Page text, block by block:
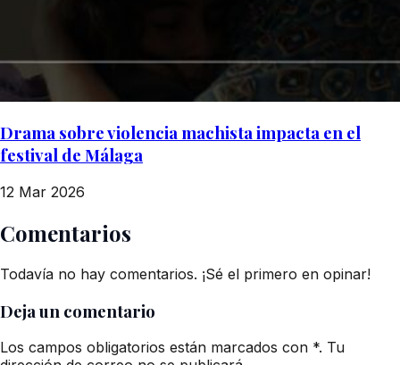
Drama sobre violencia machista impacta en el
festival de Málaga
12 Mar 2026
Comentarios
Todavía no hay comentarios. ¡Sé el primero en opinar!
Deja un comentario
Los campos obligatorios están marcados con *. Tu